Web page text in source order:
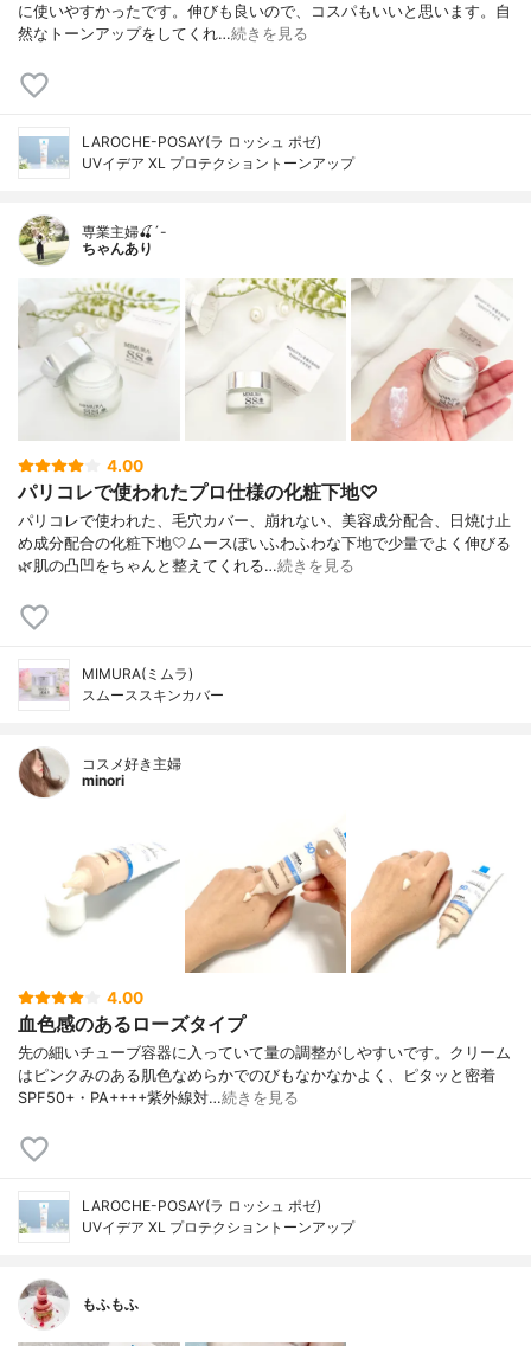
に使いやすかったです。伸びも良いので、コスパもいいと思います。自
然なトーンアップをしてくれ…続きを見る
LAROCHE-POSAY(ラ ロッシュ ポゼ)
UVイデア XL プロテクショントーンアップ
専業主婦🍒´-
ちゃんあり
4.00
パリコレで使われたプロ仕様の化粧下地♡
パリコレで使われた、毛穴カバー、崩れない、美容成分配合、日焼け止
め成分配合の化粧下地🤍ムースぽいふわふわな下地で少量でよく伸びる
🌿肌の凸凹をちゃんと整えてくれる…続きを見る
MIMURA(ミムラ)
スムーススキンカバー
コスメ好き主婦
minori
4.00
血色感のあるローズタイプ
先の細いチューブ容器に入っていて量の調整がしやすいです。クリーム
はピンクみのある肌色なめらかでのびもなかなかよく、ピタッと密着
SPF50+・PA++++紫外線対…続きを見る
LAROCHE-POSAY(ラ ロッシュ ポゼ)
UVイデア XL プロテクショントーンアップ
もふもふ